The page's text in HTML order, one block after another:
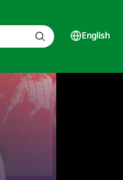
English